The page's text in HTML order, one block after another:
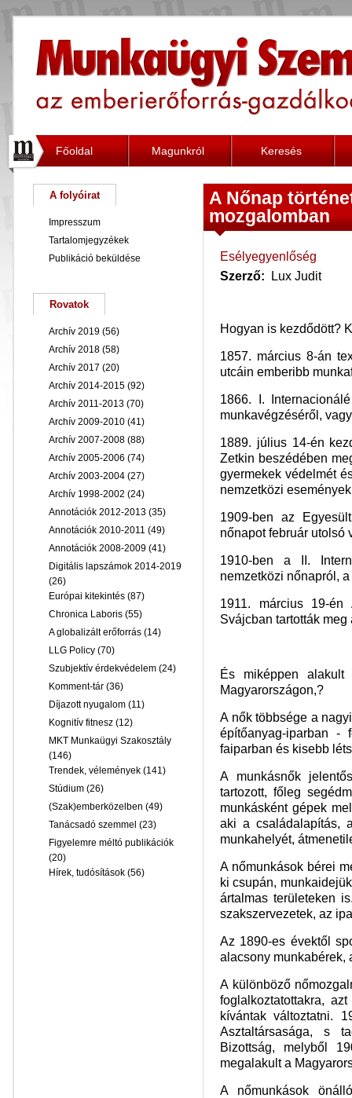
Főoldal Magunkról Keresés
A Nőnap
mozgalomban
Esélyegyenlőség
Szerző: Lux Judit
Hogyan is kezdődött?
1857. március 8-án
utcáin emberibb
1866. I.
munkavégzéséről,
1889. július 14-én
Zetkin beszédében
gyermekek védelmét
nemzetközi
1909-ben az
nőnapot február utolsó
1910-ben a II.
nemzetközi nőnapról,
1911. március 19-én
Svájcban tartották
És miképpen alakult
Magyarországon,?
A nők többsége a
építőanyag-iparban -
faiparban és kisebb
A munkásnők
tartozott, főleg
munkásként gépek
aki a családalapítás,
munkahelyét,
A nőmunkások bérei
ki csupán,
ártalmas területeken
szakszervezetek, az
Az 1890-es évektől
alacsony munkabérek,
A különböző
foglalkoztatottakra,
kívántak változtatni.
Asztaltársasága, s
Bizottság, melyből
megalakult a
A nőmunkások
A folyóirat
Impresszum
Tartalomjegyzékek
Publikáció beküldése
Rovatok
Archív 2019 (56)
Archív 2018 (58)
Archív 2017 (20)
Archív 2014-2015 (92)
Archív 2011-2013 (70)
Archív 2009-2010 (41)
Archív 2007-2008 (88)
Archív 2005-2006 (74)
Archív 2003-2004 (27)
Archív 1998-2002 (24)
Annotációk 2012-2013 (35)
Annotációk 2010-2011 (49)
Annotációk 2008-2009 (41)
Digitális lapszámok 2014-2019
(26)
Európai kitekintés (87)
Chronica Laboris (55)
A globalizált erőforrás (14)
LLG Policy (70)
Szubjektív érdekvédelem (24)
Komment-tár (36)
Díjazott nyugalom (11)
Kognitív fitnesz (12)
MKT Munkaügyi Szakosztály
(146)
Trendek, vélemények (141)
Stúdium (26)
(Szak)emberközelben (49)
Tanácsadó szemmel (23)
Figyelemre méltó publikációk
(20)
Hírek, tudósítások (56)